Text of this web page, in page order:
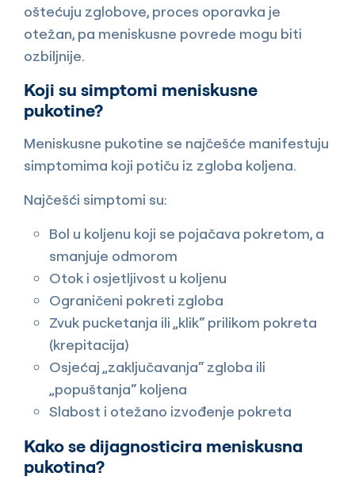
oštećuju zglobove, proces oporavka je
otežan, pa meniskusne povrede mogu biti
ozbiljnije.
Koji su simptomi meniskusne
pukotine?
Meniskusne pukotine se najčešće manifestuju
simptomima koji potiču iz zgloba koljena.
Najčešći simptomi su:
Bol u koljenu koji se pojačava pokretom, a
smanjuje odmorom
Otok i osjetljivost u koljenu
Ograničeni pokreti zgloba
Zvuk pucketanja ili „klik“ prilikom pokreta
(krepitacija)
Osjećaj „zaključavanja“ zgloba ili
„popuštanja“ koljena
Slabost i otežano izvođenje pokreta
Kako se dijagnosticira meniskusna
pukotina?